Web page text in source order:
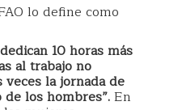
lo define como
10 horas más
al trabajo no
la jornada de
los hombres”.En